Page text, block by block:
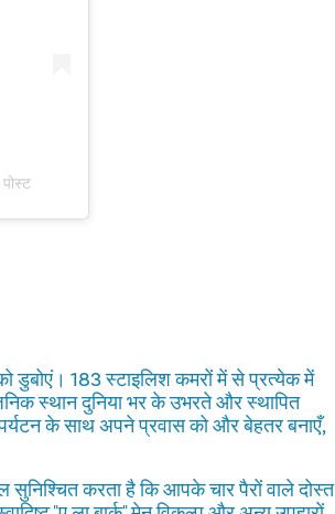
डुबोएं। 183 स्टाइलिश कमरों में से प्रत्येक में
स्थान दुनिया भर के उभरते और स्थापित
के साथ अपने प्रवास को और बेहतर बनाएँ,
सुनिश्चित करता है कि आपके चार पैरों वाले दोस्त